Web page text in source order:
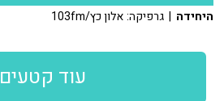
היחידה | גרפיקה: אלון כץ/103fm
עוד קטעים